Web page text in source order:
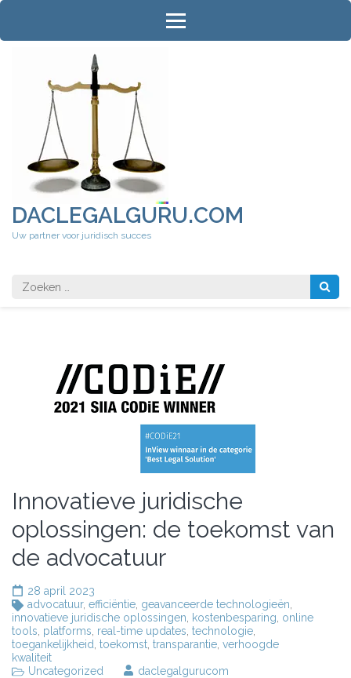
Ga
inhoud
DACLEGALGURU.COM
Uw partner voor juridisch succes
Zoeken
naar:
Innovatieve juridische
oplossingen: de toekomst van
de advocatuur
28 april 2023
advocatuur, efficiëntie geavanceerde technologieën
innovatieve juridische oplossingen
kostenbesparing online
tools platforms real-time updates technologie
toegankelijkheid toekomst transparantie verhoogde
kwaliteit
Uncategorized
daclegalgurucom